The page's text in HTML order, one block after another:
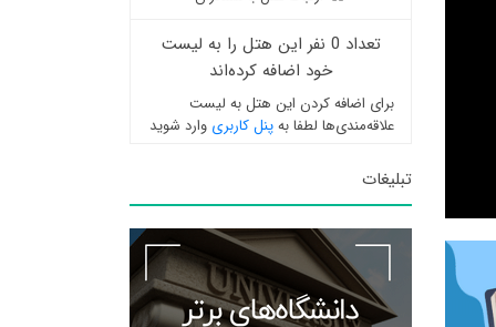
تعداد 0 نفر این هتل را به لیست
خود اضافه کرده‌اند
برای اضافه کردن این هتل به لیست
علاقه‌مندی‌ها لطفا بهپنل کاربری وارد شوید
تبلیغات